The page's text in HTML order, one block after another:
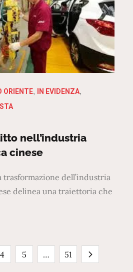
ORIENTE
IN EVIDENZA
nell’industria
cinese
trasformazione dell’industria
delinea una traiettoria che
4 5 … 51